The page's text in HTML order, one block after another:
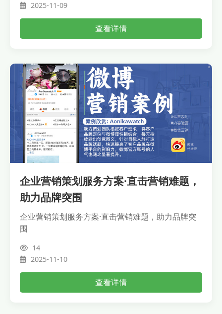
2025-11-09
查看详情
企业营销策划服务方案·直击营销难题，
助力品牌突围
企业营销策划服务方案·直击营销难题，助力品牌突
围
14
2025-11-10
查看详情